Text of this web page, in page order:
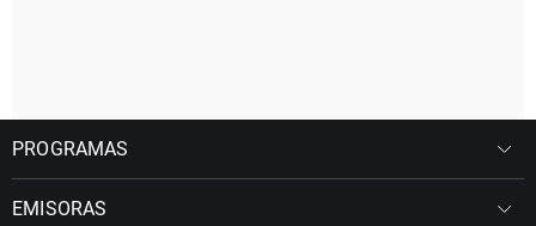
PROGRAMAS
EMISORAS